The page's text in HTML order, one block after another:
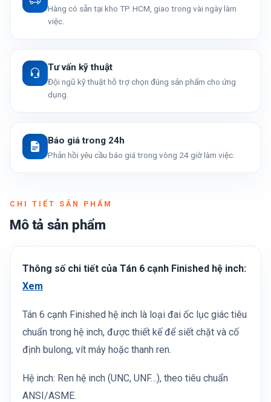
Hàng có sẵn tại kho TP. HCM, giao trong vài ngày làm
việc.
Tư vấn kỹ thuật
Đội ngũ kỹ thuật hỗ trợ chọn đúng sản phẩm cho ứng
dụng.
Báo giá trong 24h
Phản hồi yêu cầu báo giá trong vòng 24 giờ làm việc.
CHI TIẾT SẢN PHẨM
Mô tả sản phẩm
Thông số chi tiết của Tán 6 cạnh Finished hệ inch:
Xem
Tán 6 cạnh Finished hệ inch là loại đai ốc lục giác tiêu
chuẩn trong hệ inch, được thiết kế để siết chặt và cố
định bulong, vít máy hoặc thanh ren.
Hệ inch: Ren hệ inch (UNC, UNF…), theo tiêu chuẩn
ANSI/ASME.